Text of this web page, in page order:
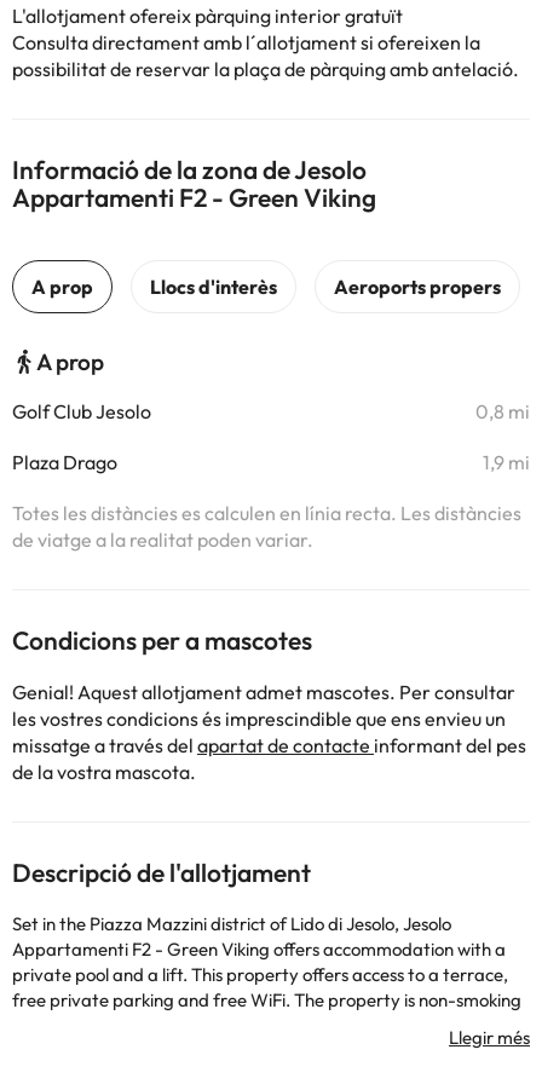
L'allotjament ofereix pàrquing interior gratuït
Consulta directament amb l´allotjament si ofereixen la
possibilitat de reservar la plaça de pàrquing amb antelació.
Informació de la zona de Jesolo
Appartamenti F2 - Green Viking
A prop
Golf Club Jesolo 0,8 mi
Plaza Drago 1,9 mi
Totes les distàncies es calculen en línia recta. Les distàncies
de viatge a la realitat poden variar.
Condicions per a mascotes
Genial! Aquest allotjament admet mascotes. Per consultar
les vostres condicions és imprescindible que ens envieu un
missatge a través del apartat de contacte informant del pes
de la vostra mascota.
Descripció de l'allotjament
Set in the Piazza Mazzini district of Lido di Jesolo, Jesolo
Appartamenti F2 - Green Viking offers accommodation with a
private pool and a lift. This property offers access to a terrace,
free private parking and free WiFi. The property is non-smoking
conditioned apartment consists of 2 bedrooms, a living room, a